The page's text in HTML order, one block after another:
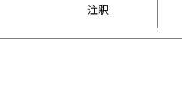
注釈